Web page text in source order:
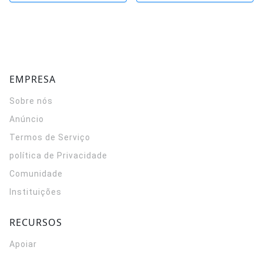
EMPRESA
Sobre nós
Anúncio
Termos de Serviço
política de Privacidade
Comunidade
Instituições
RECURSOS
Apoiar